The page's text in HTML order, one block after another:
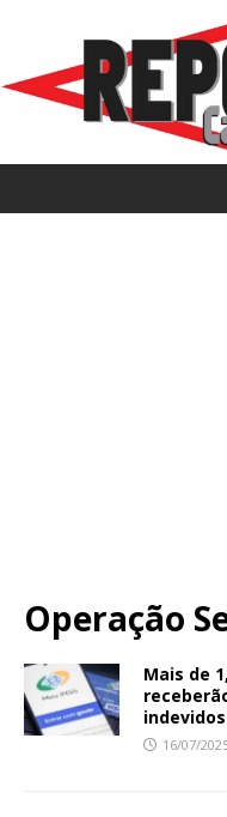
Operação
Mais de
indevidos
16/07/